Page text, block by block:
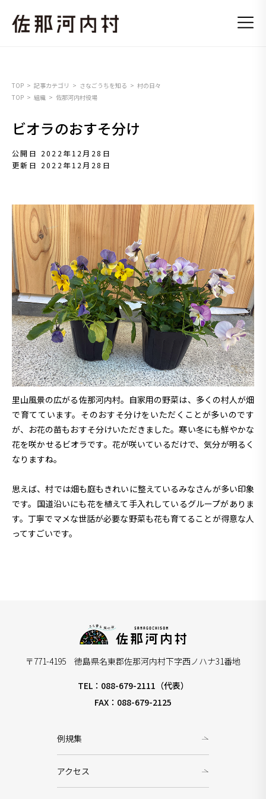
TOP 記事カテゴリ さなごうちを知る
村の日々
TOP
組織 佐那河内村役場
ビオラのおすそ分け
公開日 2022年12月28日
更新日 2022年12月28日
里山風景の広がる佐那河内村。自家用の野菜は、多くの村人が畑
で育てています。そのおすそ分けをいただくことが多いのです
が、お花の苗もおすそ分けいただきました。寒い冬にも鮮やかな
花を咲かせるビオラです。花が咲いているだけで、気分が明るく
なりますね。
思えば、村では畑も庭もきれいに整えているみなさんが多い印象
です。国道沿いにも花を植えて手入れしているグループがありま
す。丁寧でマメな世話が必要な野菜も花も育てることが得意な人
ってすごいです。
〒771-4195 徳島県名東郡佐那河内村下字西ノハナ31番地
TEL：088-679-2111（代表）
FAX：088-679-2125
例規集
アクセス